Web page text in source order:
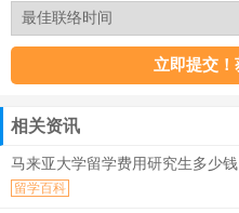
相关资讯
马来亚大学留学费用研究生多少钱
留学百科